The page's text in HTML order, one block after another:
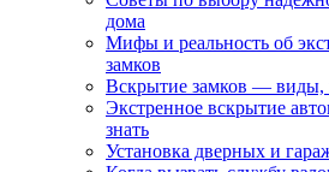
дома
Мифы и реальность об
замков
Вскрытие замков — виды,
Экстренное вскрытие
знать
Установка дверных и